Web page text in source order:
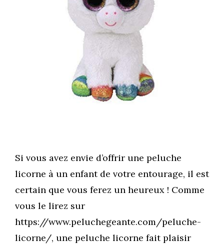
Si vous avez envie d’offrir une peluche
licorne à un enfant de votre entourage, il est
certain que vous ferez un heureux ! Comme
vous le lirez sur
https://www.peluchegeante.com/peluche-
licorne/, une peluche licorne fait plaisir